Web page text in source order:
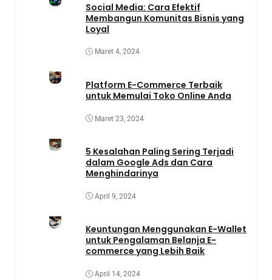
Social Media: Cara Efektif
Membangun Komunitas Bisnis yang
Loyal
Maret 4, 2024
Platform E-Commerce Terbaik
untuk Memulai Toko Online Anda
Maret 23, 2024
5 Kesalahan Paling Sering Terjadi
dalam Google Ads dan Cara
Menghindarinya
April 9, 2024
Keuntungan Menggunakan E-Wallet
untuk Pengalaman Belanja E-
commerce yang Lebih Baik
April 14, 2024